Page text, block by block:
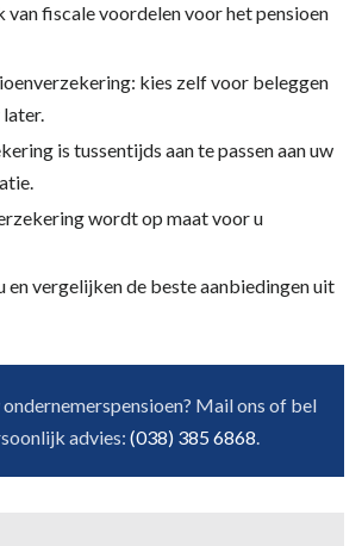
fiscale voordelen voor het pensioen
kies zelf voor beleggen
is tussentijds aan te passen aan uw
wordt op maat voor u
en vergelijken de beste aanbiedingen uit
Mail ons of bel
advies: (038) 385 6868